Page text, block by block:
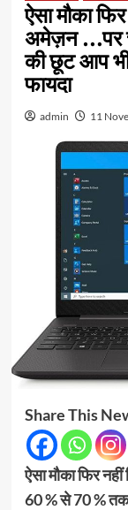
ऐसा मौका
अमेज़न …पर
की छूट आप
फायदा
admin 11
Share This
ऐसा मौका फिर
60 % से 70 %